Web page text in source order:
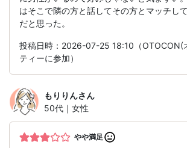
はそこで隣の方と話してその方とマッチし
だと思った。
投稿日時：2026-07-25 18:10（OTOCON(
ティーに参加）
もりりんさん
50代｜女性
やや満足